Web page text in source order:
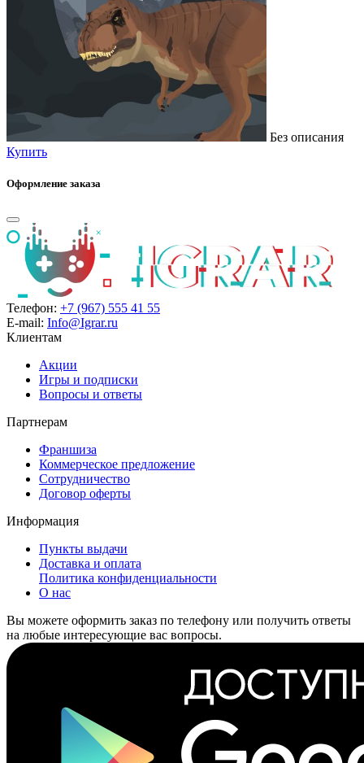
Без описания
Купить
Оформление заказа
Телефон: +7 (967) 555 41 55
E-mail: Info@Igrar.ru
Клиентам
Акции
Игры и подписки
Вопросы и ответы
Партнерам
Франшиза
Коммерческое предложение
Сотрудничество
Договор оферты
Информация
Пункты выдачи
Доставка и оплата
Политика конфиденциальности
О нас
Вы можете оформить заказ по телефону или получить ответы
на любые интересующие вас вопросы.